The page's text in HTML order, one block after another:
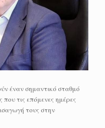
έναν σημαντικό σταθμό
που τις επόμενες ημέρες
τους στην